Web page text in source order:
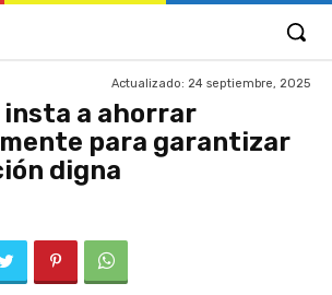
Actualizado: 24 septiembre, 2025
insta a ahorrar
para garantizar
digna